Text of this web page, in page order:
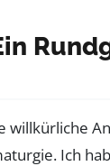
willkürliche
Ich